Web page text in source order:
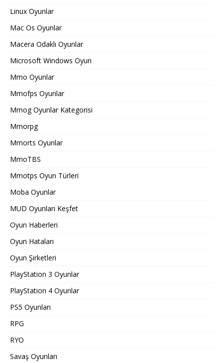
Linux Oyunlar
Mac Os Oyunlar
Macera Odaklı Oyunlar
Microsoft Windows Oyun
Mmo Oyunlar
Mmofps Oyunlar
Mmog Oyunlar Kategorisi
Mmorpg
Mmorts Oyunlar
MmoTBS
Mmotps Oyun Türleri
Moba Oyunlar
MUD Oyunları Keşfet
Oyun Haberleri
Oyun Hataları
Oyun Şirketleri
PlayStation 3 Oyunlar
PlayStation 4 Oyunlar
PS5 Oyunları
RPG
RYO
Savaş Oyunları